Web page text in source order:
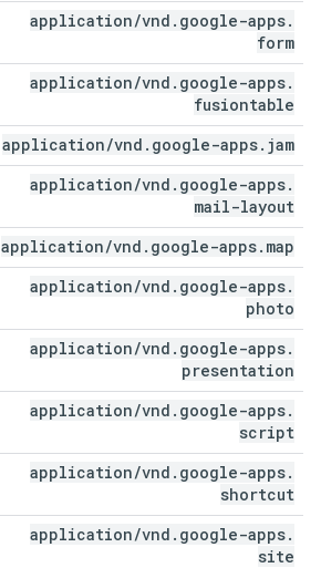
application/vnd . google-apps.
form
application/vnd . google-apps.
fusiontable
application/vnd . google-apps. jam
application/vnd . google-apps.
mail-layout
application/vnd . google-apps. map
application/vnd . google-apps.
photo
application/vnd . google-apps.
presentation
application/vnd . google-apps.
script
application/vnd . google-apps.
shortcut
application/vnd . google-apps.
site